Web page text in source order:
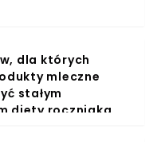
dla których
mleczne
stałym
diety roczniaka